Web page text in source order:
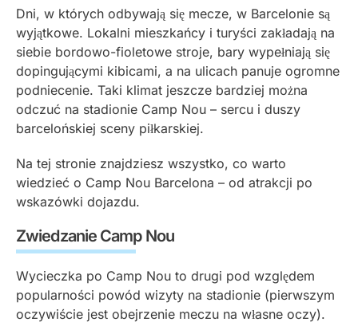
Dni, w których odbywają się mecze, w Barcelonie są
wyjątkowe. Lokalni mieszkańcy i turyści zakładają na
siebie bordowo-fioletowe stroje, bary wypełniają się
dopingującymi kibicami, a na ulicach panuje ogromne
podniecenie. Taki klimat jeszcze bardziej można
odczuć na stadionie Camp Nou – sercu i duszy
barcelońskiej sceny piłkarskiej.
Na tej stronie znajdziesz wszystko, co warto
wiedzieć o Camp Nou Barcelona – od atrakcji po
wskazówki dojazdu.
Zwiedzanie Camp Nou
Wycieczka po Camp Nou to drugi pod względem
popularności powód wizyty na stadionie (pierwszym
oczywiście jest obejrzenie meczu na własne oczy).